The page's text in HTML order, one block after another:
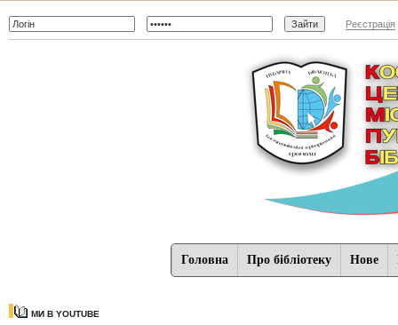
Реєстрація
Головна Про бібліотеку Нове
МИ В YOUTUBE